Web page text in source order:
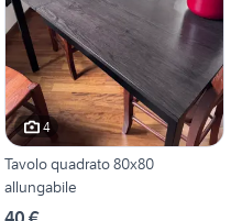
4
Tavolo quadrato 80x80
allungabile